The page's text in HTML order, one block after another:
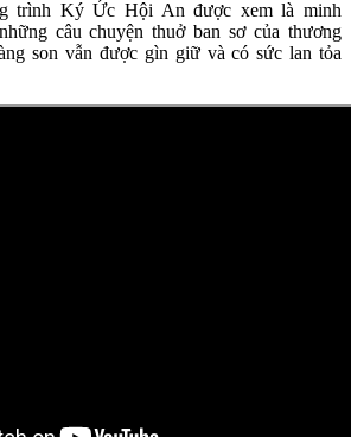
trình Ký Ức Hội An được xem là minh
câu chuyện thuở ban sơ của thương
son vẫn được gìn giữ và có sức lan tỏa